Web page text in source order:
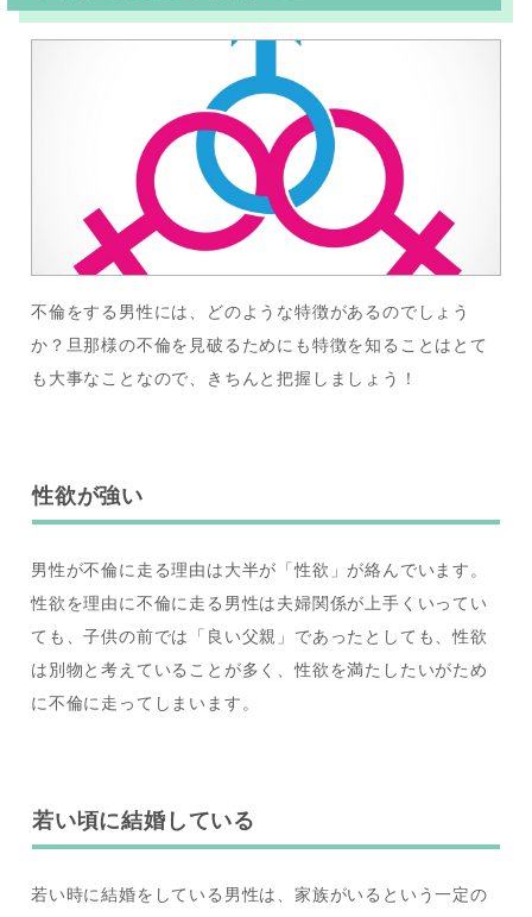
不倫をする男性には、どのような特徴があるのでしょう
か？旦那様の不倫を見破るためにも特徴を知ることはとて
も大事なことなので、きちんと把握しましょう！
性欲が強い
男性が不倫に走る理由は大半が「性欲」が絡んでいます。
性欲を理由に不倫に走る男性は夫婦関係が上手くいってい
ても、子供の前では「良い父親」であったとしても、性欲
は別物と考えていることが多く、性欲を満たしたいがため
に不倫に走ってしまいます。
若い頃に結婚している
若い時に結婚をしている男性は、家族がいるという一定の